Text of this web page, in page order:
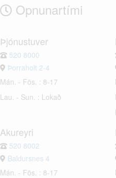
Opnunartími
Þjónustuver
520 8000
Þorraholt 2-4
Mán. - Fös. : 8-17
Lau. - Sun. : Lokað
Akureyri
520 8002
Baldursnes 4
Mán. - Fös. : 8-17